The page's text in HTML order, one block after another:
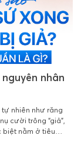
nhân
nhiên như răng
cười trông “giả”,
nằm ở tiêu
veneer đẹp.